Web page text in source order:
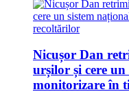
Nicușor Dan
urșilor și cere
monitorizare în